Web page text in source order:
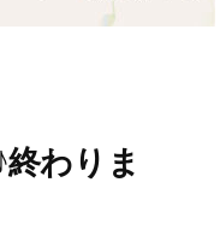
わりま